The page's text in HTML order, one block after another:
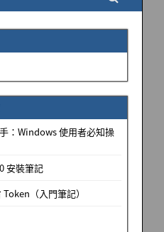
：Windows 使用者必知操
安裝筆記
（入門筆記）